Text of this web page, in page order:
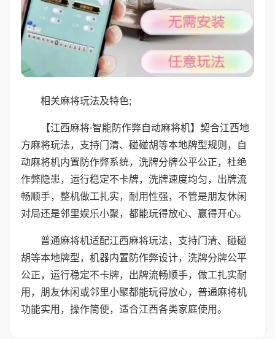
相关麻将玩法及特色;
【江西麻将·智能防作弊自动麻将机】契合江西地
方麻将玩法，支持门清、碰碰胡等本地牌型规则，自
动麻将机内置防作弊系统，洗牌分牌公平公正，杜绝
作弊隐患，运行稳定不卡牌，洗牌速度均匀，出牌流
畅顺手，整机做工扎实，耐用性强，不管是朋友休闲
对局还是邻里娱乐小聚，都能玩得放心、赢得开心。
普通麻将机适配江西麻将玩法，支持门清、碰碰
胡等本地牌型，机器内置防作弊设计，洗牌分牌公平
公正，运行稳定不卡牌，出牌流畅顺手，做工扎实耐
用，朋友休闲或邻里小聚都能玩得放心，普通麻将机
功能实用，操作简便，适合江西各类家庭使用。